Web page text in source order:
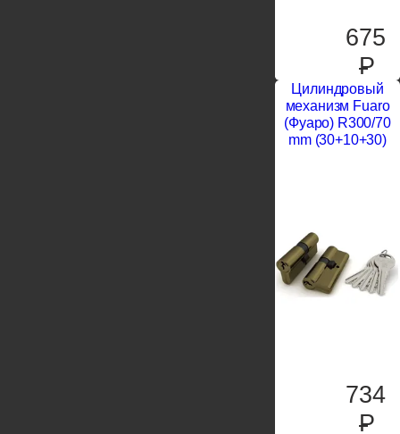
675
P
Цилиндровый
механизм Fuaro
(Фуаро) R300/70
mm (30+10+30)
734
P